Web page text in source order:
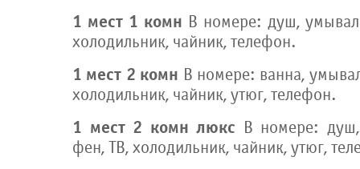
1 мест 1 комн В номере: душ,
холодильник, чайник, телефон.
1 мест 2 комн В номере: ванна,
холодильник, чайник, утюг, телефон.
1 мест 2 комн люкс В номере: душ,
фен, ТВ, холодильник, чайник, утюг,